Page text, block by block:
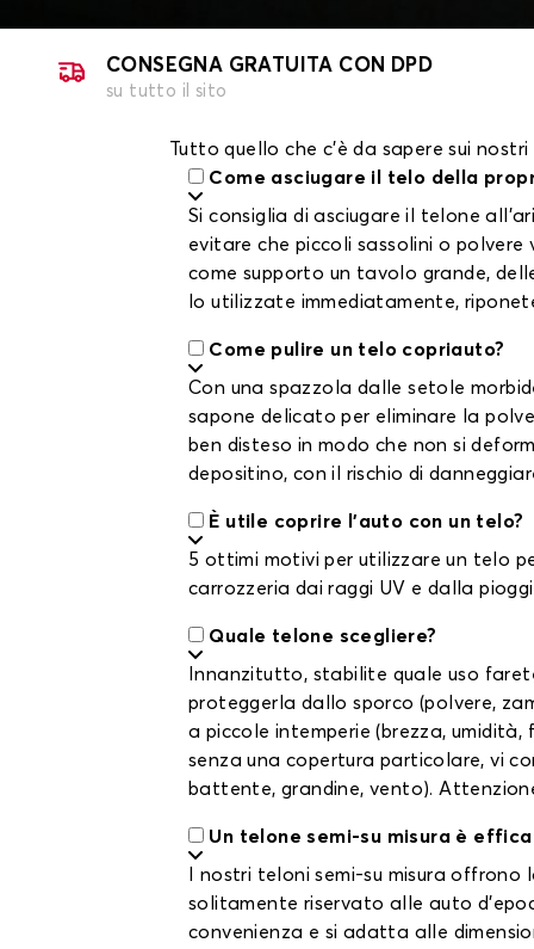
CONSEGNA GRATUITA CON DPD
su tutto il sito
Tutto quello che c'è da sapere sui nostri
Come asciugare il telo della
Si consiglia di asciugare il telone
evitare che piccoli sassolini o polvere
come supporto un tavolo grande,
lo utilizzate immediatamente,
Come pulire un telo copriauto?
Con una spazzola dalle setole
sapone delicato per eliminare la
ben disteso in modo che non si
depositino, con il rischio di
È utile coprire l'auto con un telo?
5 ottimi motivi per utilizzare un telo
carrozzeria dai raggi UV e dalla
Quale telone scegliere?
Innanzitutto, stabilite quale uso
proteggerla dallo sporco (polvere,
a piccole intemperie (brezza,
senza una copertura particolare, vi
battente, grandine, vento).
Un telone semi-su misura è
I nostri teloni semi-su misura
solitamente riservato alle auto
convenienza e si adatta alle